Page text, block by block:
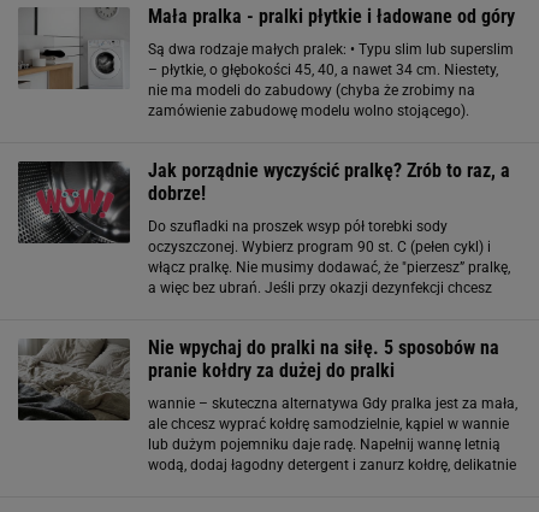
Mała pralka - pralki płytkie i ładowane od góry
Są dwa rodzaje małych pralek: • Typu slim lub superslim
– płytkie, o głębokości 45, 40, a nawet 34 cm. Niestety,
nie ma modeli do zabudowy (chyba że zrobimy na
zamówienie zabudowę modelu wolno stojącego).
Jak porządnie wyczyścić pralkę? Zrób to raz, a
dobrze!
Do szufladki na proszek wsyp pół torebki sody
oczyszczonej. Wybierz program 90 st. C (pełen cykl) i
włącz pralkę. Nie musimy dodawać, że "pierzesz” pralkę,
a więc bez ubrań. Jeśli przy okazji dezynfekcji chcesz
Nie wpychaj do pralki na siłę. 5 sposobów na
pranie kołdry za dużej do pralki
wannie – skuteczna alternatywa Gdy pralka jest za mała,
ale chcesz wyprać kołdrę samodzielnie, kąpiel w wannie
lub dużym pojemniku daje radę. Napełnij wannę letnią
wodą, dodaj łagodny detergent i zanurz kołdrę, delikatnie